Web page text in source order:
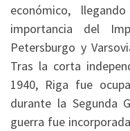
económico,
importancia del
Petersburgo y
Tras la corta
1940, Riga fue
durante la Segunda
guerra fue